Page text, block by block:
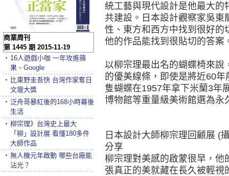
統工藝與現代設計是他最大的
共建設。日本設計觀察家吳東
性、東方和西方中找到很好的
他的作品能找到很貼切的答案
以柳宗理最出名的蝴蝶椅來說
的優美線條，即使是將近60
隻蝴蝶在1957年拿下米蘭3年
博物館等重量級美術館選為永
日本設計大師柳宗理回顧展 (
分享
柳宗理對美感的啟蒙很早，他
張真正的美就藏在長久被輕
商業周刊
第 1445 期 2015-11-19
‧ 16人遊戲小咖 一年攻進蘋
果、Google
‧ 比東野圭吾快 台灣作家奪日
文壇大獎
‧ 泛舟哥暴紅後的168小時幕後
生活
‧ 柳宗理》台灣史上最大
「柳」設計展 看懂180多件
大師作品
‧ 無人機元年啟動 哪些台廠能
沾光？